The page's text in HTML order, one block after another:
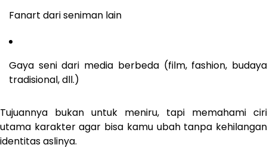
Fanart dari seniman lain
Gaya seni dari media berbeda (film, fashion, budaya
tradisional, dll.)
Tujuannya bukan untuk meniru, tapi memahami ciri
utama karakter agar bisa kamu ubah tanpa kehilangan
identitas aslinya.